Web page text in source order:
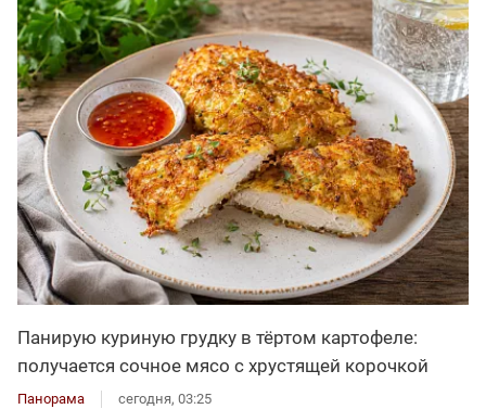
Панирую куриную грудку в тёртом картофеле:
получается сочное мясо с хрустящей корочкой
Панорама сегодня, 03:25